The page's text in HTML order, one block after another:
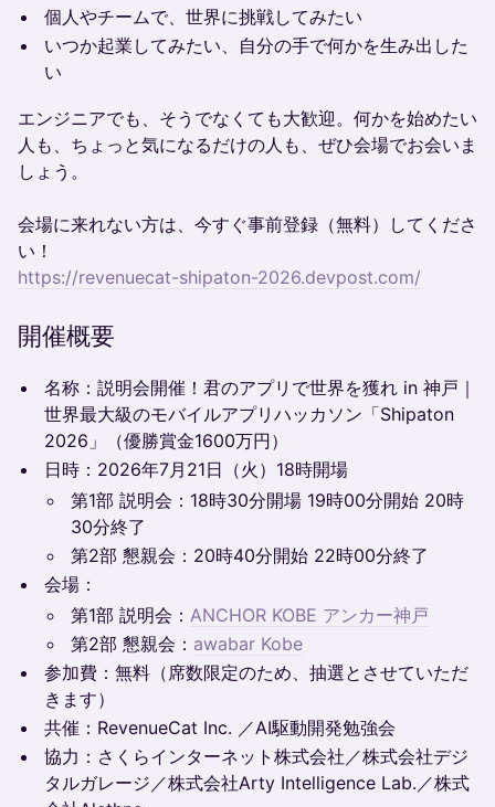
個人やチームで、世界に挑戦してみたい
いつか起業してみたい、自分の手で何かを生み出した
い
エンジニアでも、そうでなくても大歓迎。何かを始めたい
人も、ちょっと気になるだけの人も、ぜひ会場でお会いま
しょう。
会場に来れない方は、今すぐ事前登録（無料）してくださ
い！
https://revenuecat-shipaton-2026.devpost.com/
開催概要
名称：説明会開催！君のアプリで世界を獲れ in 神戸｜
世界最大級のモバイルアプリハッカソン「Shipaton
2026」（優勝賞金1600万円）
日時：2026年7月21日（火）18時開場
第1部 説明会：18時30分開場 19時00分開始 20時
30分終了
第2部 懇親会：20時40分開始 22時00分終了
会場：
第1部 説明会： ANCHOR KOBE アンカー神戸
第2部 懇親会： awabar Kobe
参加費：無料（席数限定のため、抽選とさせていただ
きます）
共催：RevenueCat Inc. ／AI駆動開発勉強会
協力：さくらインターネット株式会社／株式会社デジ
タルガレージ／株式会社Arty Intelligence Lab.／株式